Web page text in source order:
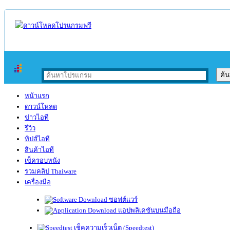
หน้าแรก
ดาวน์โหลด
ข่าวไอที
รีวิว
ทิปส์ไอที
สินค้าไอที
เช็ครอบหนัง
รวมคลิป Thaiware
เครื่องมือ
ซอฟต์แวร์
แอปพลิเคชันบนมือถือ
เช็คความเร็วเน็ต (Speedtest)